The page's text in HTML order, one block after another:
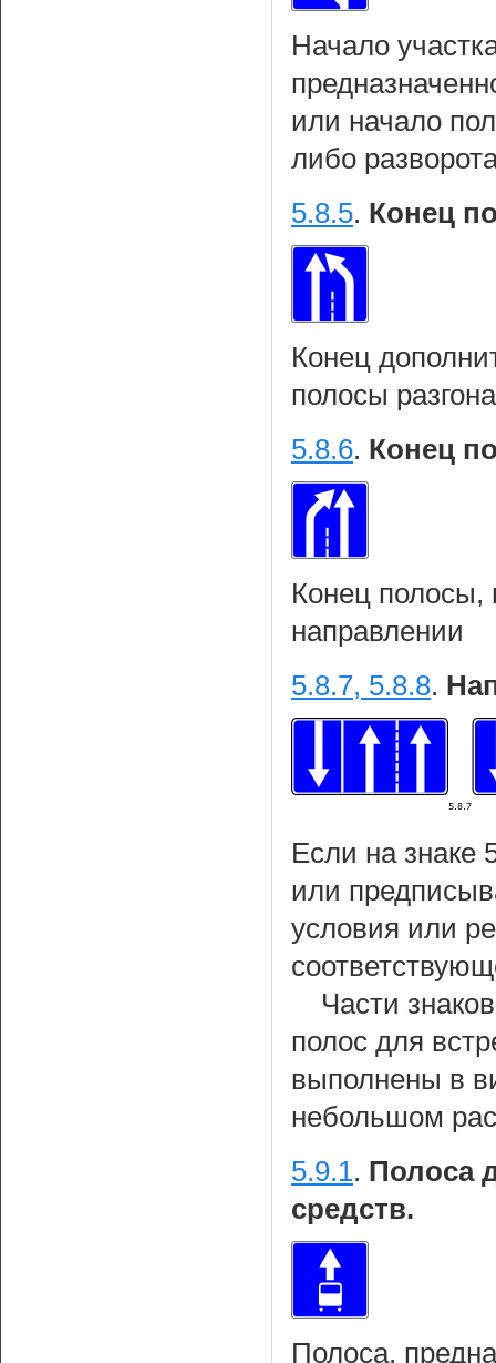
Начало
или начало
либо
5.8.5. Конец
Конец
полосы разгона
5.8.6. Конец
Конец полосы,
направлении
5.8.7, 5.8.8.
Если на знаке
или
условия или
Части
полос для
выполнены в
небольшом
5.9.1. Полоса
средств.
Полоса,